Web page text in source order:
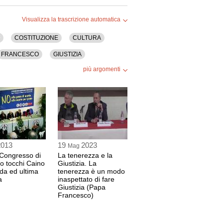
di "Ristretti Orizzonti"
sec
persone detenute o private della libertà
Istituzioni di diritto pubblico all'Università
sec
Penitenziaria per il Triveneto
sec
Visualizza la trascrizione automatica
COSTITUZIONE CULTURA
FRANCESCO GIUSTIZIA
più argomenti
di
tocchi Caino
ed ultima
19 Mag 2023
La tenerezza e la
Giustizia. La
tenerezza è un modo
inaspettato di fare
Giustizia (Papa
Francesco)